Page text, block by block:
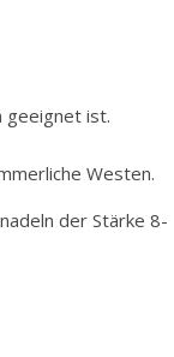
geeignet ist.
Westen.
der Stärke 8-